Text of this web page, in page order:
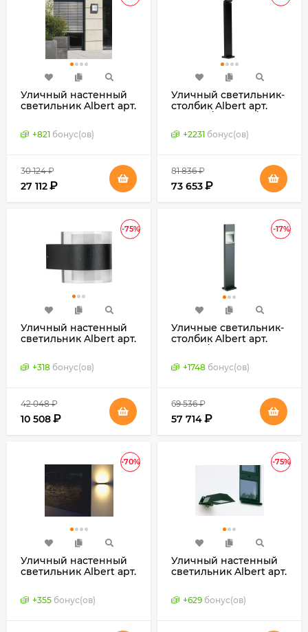
Уличный настенный
светильник Albert арт.
+821 бонус(ов)
30 124 ₽
27 112₽
Уличный светильник-
столбик Albert арт.
622296 / 692296
(Германия)
+2231 бонус(ов)
81 836 ₽
73 653₽
-75%
Уличный настенный
светильник Albert арт.
+318 бонус(ов)
42 048 ₽
10 508₽
-17%
Уличные светильник-
столбик Albert арт.
(Германия)
+1748 бонус(ов)
69 536 ₽
57 714₽
-70%
Уличный настенный
светильник Albert арт.
+355 бонус(ов)
-75%
Уличный настенный
светильник Albert арт.
+629 бонус(ов)